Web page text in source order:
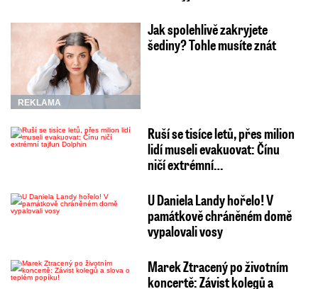
REKLAMA
Jak spolehlivě zakryjete
šediny? Tohle musíte znát
Ruší se tisíce letů, přes milion
lidí museli evakuovat: Čínu
ničí extrémní…
U Daniela Landy hořelo! V
památkově chráněném domě
vypalovali vosy
Marek Ztracený po životním
koncertě: Závist kolegů a